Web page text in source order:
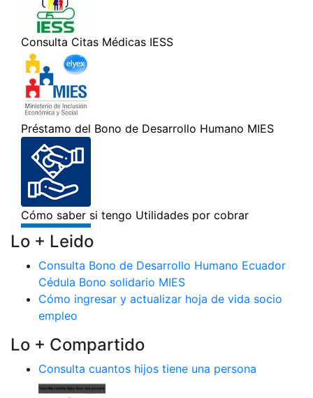
Lo + Leido
Consulta Bono de Desarrollo Humano Ecuador
Cédula Bono solidario MIES
Cómo ingresar y actualizar hoja de vida socio
empleo
Lo + Compartido
Consulta cuantos hijos tiene una persona